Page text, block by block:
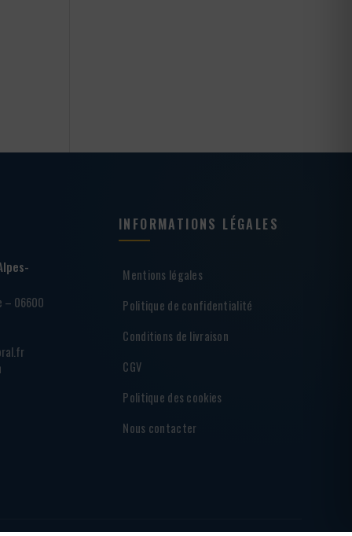
– 06600
INFORMATIONS LÉGALES
Mentions légales
Politique de confidentialité
Conditions de livraison
CGV
Politique des cookies
Nous contacter